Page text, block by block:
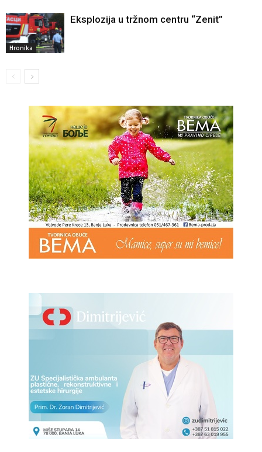
Hronika
Eksplozija u tržnom centru “Zenit”